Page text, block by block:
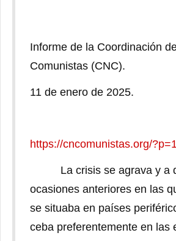
Informe de la Coordinación
Comunistas (CNC).
11 de enero de 2025.
https://cncomunistas.org/
La crisis se agrava y a
ocasiones anteriores en las
se situaba en países
ceba preferentemente en las